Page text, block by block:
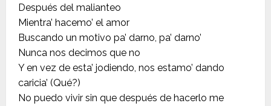
Después del malianteo
Mientra’ hacemo’ el amor
Buscando un motivo pa’ darno, pa’ darno’
Nunca nos decimos que no
Y en vez de esta’ jodiendo, nos estamo’ dando
caricia’ (Qué?)
No puedo vivir sin que después de hacerlo me